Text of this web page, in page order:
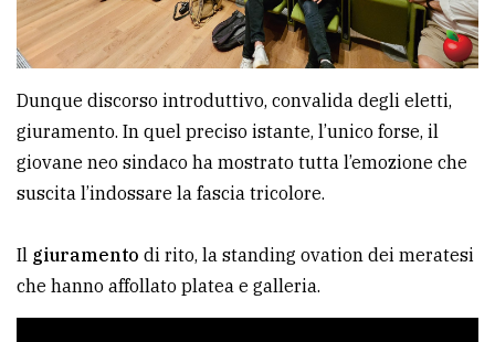
Dunque discorso introduttivo, convalida degli eletti,
giuramento. In quel preciso istante, l’unico forse, il
giovane neo sindaco ha mostrato tutta l’emozione che
suscita l’indossare la fascia tricolore.
Il giuramento di rito, la standing ovation dei meratesi
che hanno affollato platea e galleria.